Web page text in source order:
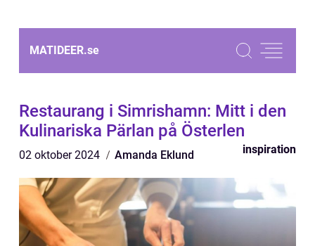
MATIDEER.se
Restaurang i Simrishamn: Mitt i den
Kulinariska Pärlan på Österlen
02 oktober 2024 Amanda Eklund inspiration